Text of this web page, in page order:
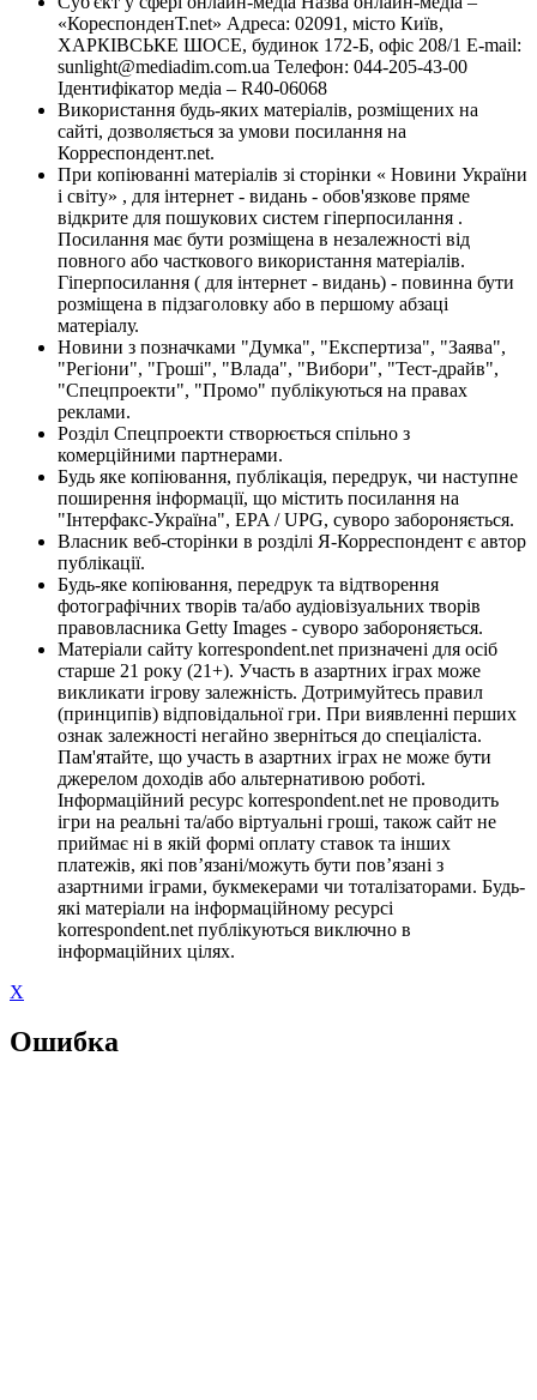
«КореспонденТ.net» Адреса: 02091, місто Київ,
ХАРКІВСЬКЕ ШОСЕ, будинок 172-Б, офіс 208/1 E-mail:
sunlight@mediadim.com.ua Телефон: 044-205-43-00
Ідентифікатор медіа – R40-06068
Використання будь-яких матеріалів, розміщених на
сайті, дозволяється за умови посилання на
Корреспондент.net.
При копіюванні матеріалів зі сторінки « Новини України
і світу» , для інтернет - видань - обов'язкове пряме
відкрите для пошукових систем гіперпосилання .
Посилання має бути розміщена в незалежності від
повного або часткового використання матеріалів.
Гіперпосилання ( для інтернет - видань) - повинна бути
розміщена в підзаголовку або в першому абзаці
матеріалу.
Новини з позначками "Думка", "Експертиза", "Заява",
"Регіони", "Гроші", "Влада", "Вибори", "Тест-драйв",
"Спецпроекти", "Промо" публікуються на правах
реклами.
Розділ Спецпроекти створюється спільно з
комерційними партнерами.
Будь яке копіювання, публікація, передрук, чи наступне
поширення інформації, що містить посилання на
"Інтерфакс-Україна", EPA / UPG, суворо забороняється.
Власник веб-сторінки в розділі Я-Корреспондент є автор
публікації.
Будь-яке копіювання, передрук та відтворення
фотографічних творів та/або аудіовізуальних творів
правовласника Getty Images - суворо забороняється.
Матеріали сайту korrespondent.net призначені для осіб
старше 21 року (21+). Участь в азартних іграх може
викликати ігрову залежність. Дотримуйтесь правил
(принципів) відповідальної гри. При виявленні перших
ознак залежності негайно зверніться до спеціаліста.
Пам'ятайте, що участь в азартних іграх не може бути
джерелом доходів або альтернативою роботі.
Інформаційний ресурс korrespondent.net не проводить
ігри на реальні та/або віртуальні гроші, також сайт не
приймає ні в якій формі оплату ставок та інших
платежів, які пов’язані/можуть бути пов’язані з
азартними іграми, букмекерами чи тоталізаторами. Будь-
які матеріали на інформаційному ресурсі
korrespondent.net публікуються виключно в
інформаційних цілях.
X
Ошибка